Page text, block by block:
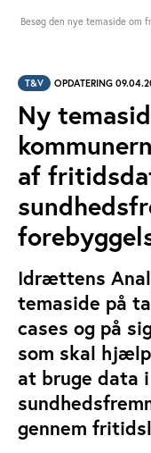
Besøg den nye temaside om
T&V OPDATERING
Ny
af
Idrættens
temaside på
cases og på
som skal
at bruge data
gennem